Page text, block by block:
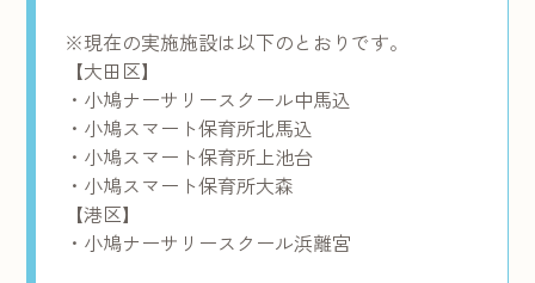
※現在の実施施設は以下のとおりです。
【大田区】
・小鳩ナーサリースクール中馬込
・小鳩スマート保育所北馬込
・小鳩スマート保育所上池台
・小鳩スマート保育所大森
【港区】
・小鳩ナーサリースクール浜離宮